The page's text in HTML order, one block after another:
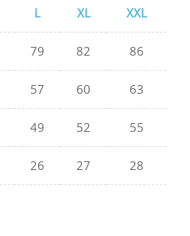
L XL XXL
79 82 86
57 60 63
49 52 55
26 27 28